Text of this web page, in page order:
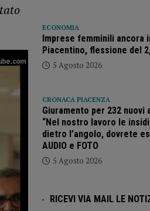
ECONOMIA
Imprese femminili ancora
Piacentino, flessione del
5 Agosto 2026
CRONACA PIACENZA
Giuramento per 232 nuovi
“Nel nostro lavoro le
dietro l’angolo, dovrete
AUDIO e FOTO
5 Agosto 2026
RICEVI VIA MAIL LE